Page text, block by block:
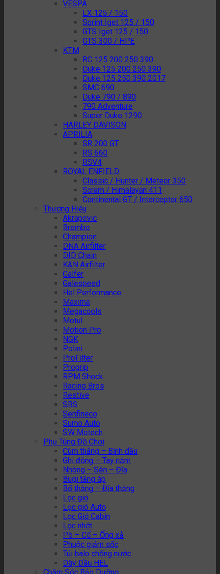
VESPA
LX 125 / 150
Sprint Iget 125 / 150
GTS Iget 125 / 150
GTS 300 / HPE
KTM
RC 125 200 250 390
Duke 125 200 250 390
Duke 125 250 390 2017
SMC 690
Duke 790 / 890
790 Adventure
Super Duke 1290
HARLEY DAVISON
APRILIA
SR 200 GT
RS 660
RSV4
ROYAL ENFIELD
Classic / Hunter / Meteor 350
Scram / Himalayan 411
Continental GT / Interceptor 650
Thương Hiệu
Akrapovic
Brembo
Champion
DNA Airfilter
DID Chain
K&N Airfilter
Galfer
Galespeed
Hel Performance
Maxima
Megacools
Motul
Motion Pro
NGK
Polini
ProFilter
Progrip
RPM Shock
Racing Bros
Restive
SBS
Senfineco
Sumo Auto
SW Motech
Phụ Tùng Đồ Chơi
Cùm thắng – Bình dầu
Ghi đông – Tay nắm
Nhông – Sên – Đĩa
Bugi tăng áp
Bố thắng – Đĩa thắng
Lọc gió
Lọc gió Auto
Lọc Gió Cabin
Lọc nhớt
Pô – Cổ – Ống xả
Phuộc giảm sốc
Túi balo chống nước
Dây Dầu HEL